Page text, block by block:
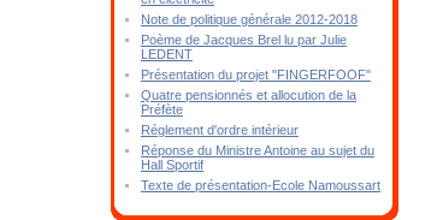
Note de politique générale 2012-2018
Poème de Jacques Brel lu par Julie
LEDENT
Présentation du projet "FINGERFOOF"
Quatre pensionnés et allocution de la
Préfète
Réglement d'ordre intérieur
Réponse du Ministre Antoine au sujet du
Hall Sportif
Texte de présentation-Ecole Namoussart